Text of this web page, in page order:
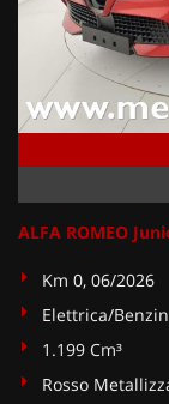
ALFA ROMEO
Km 0, 06/2026
Elettrica/
1.199 Cm³
Rosso